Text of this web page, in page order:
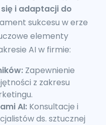
i adaptacji do
sukcesu w erze
elementy
AI w firmie:
Zapewnienie
z zakresu
AI: Konsultacje i
ds. sztucznej